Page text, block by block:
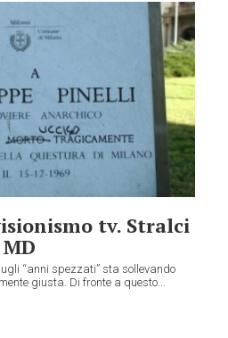
tv. Stralci
“anni spezzati” sta sollevando
giusta. Di fronte a questo...